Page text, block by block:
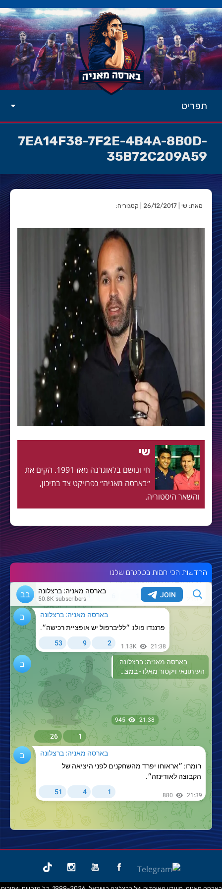
תפריט
7EA14F38-7F2E-4B4A-8B0D-
35B72C209A59
מאת: שי | 26/12/2017 | קטגוריה:
שי
חי ונושם בלאוגרנה מאז 1991. הקים את
״בארסה מאניה״ כפרויקט צד בתיכון,
והשאר היסטוריה.
החדשות הכי חמות בטלגרם שלנו